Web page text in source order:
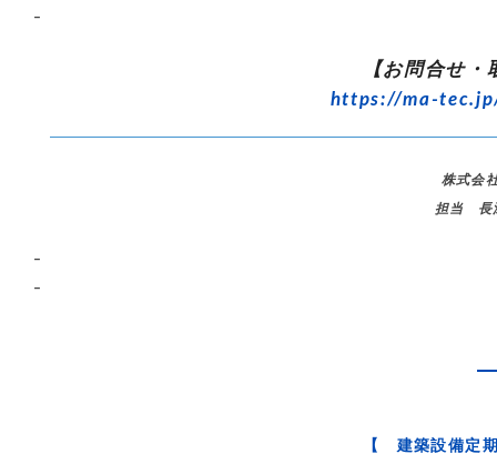
–
【お問合せ
https://ma-
株式会
担当 長
–
–
【 建築設備定